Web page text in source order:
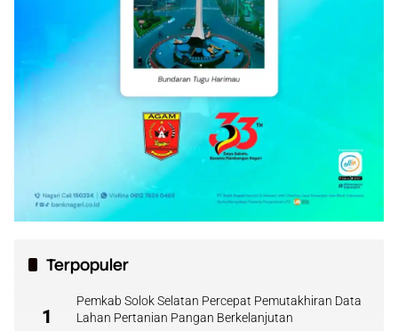
Terpopuler
1
Pemkab Solok Selatan Percepat Pemutakhiran Data
Lahan Pertanian Pangan Berkelanjutan